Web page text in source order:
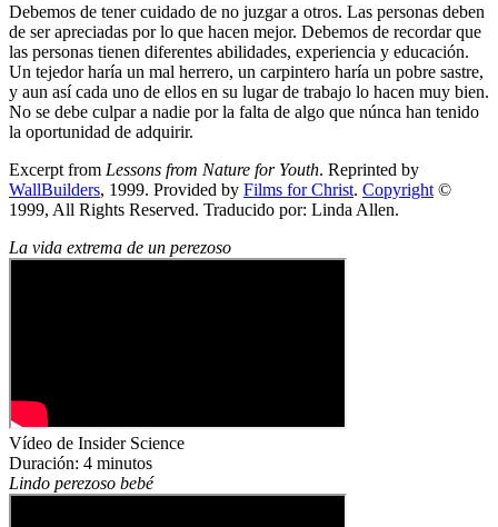
Debemos de tener cuidado de no juzgar a otros. Las personas deben
de ser apreciadas por lo que hacen mejor. Debemos de recordar que
las personas tienen diferentes abilidades, experiencia y educación.
Un tejedor haría un mal herrero, un carpintero haría un pobre sastre,
y aun así cada uno de ellos en su lugar de trabajo lo hacen muy bien.
No se debe culpar a nadie por la falta de algo que núnca han tenido
la oportunidad de adquirir.
Excerpt from Lessons from Nature for Youth. Reprinted by
WallBuilders, 1999. Provided by Films for Christ. Copyright ©
1999, All Rights Reserved. Traducido por: Linda Allen.
La vida extrema de un perezoso
Vídeo de Insider Science
Duración: 4 minutos
Lindo perezoso bebé